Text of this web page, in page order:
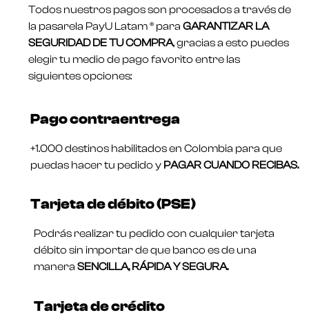
Todos nuestros pagos son procesados a través de
la pasarela PayU Latam ® para GARANTIZAR LA
SEGURIDAD DE TU COMPRA, gracias a esto puedes
elegir tu medio de pago favorito entre las
siguientes opciones:
Pago contraentrega
+1.000 destinos habilitados en Colombia para que
puedas hacer tu pedido y PAGAR CUANDO RECIBAS.
Tarjeta de débito (PSE)
Podrás realizar tu pedido con cualquier tarjeta
débito sin importar de que banco es de una
manera SENCILLA, RÁPIDA Y SEGURA.
Tarjeta de crédito